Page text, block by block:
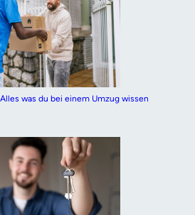
was du bei einem Umzug wissen